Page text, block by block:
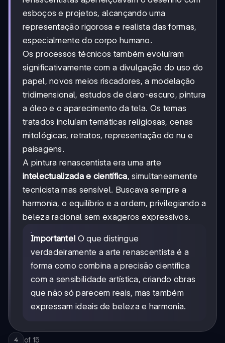
esboços e projetos, alcançando uma
representação rigorosa e realista das formas,
especialmente do corpo humano.
Os processos técnicos também evoluíram
significativamente com a divulgação do uso do
papel, novos meios riscadores, a modelação
tridimensional, estudos de claro-escuro, pintura
a óleo e o aparecimento da tela. Os temas
tratados incluíam temáticas religiosas, cenas
mitológicas, retratos, representação do nu e
paisagens.
A pintura renascentista era uma arte
intelectualizada e científica, simultaneamente
tecnicista mas sensível. Buscava sempre a
harmonia, o equilíbrio e a ordem, privilegiando a
beleza racional sem exageros expressivos.
Importante! O que distingue
verdadeiramente a arte renascentista é a
forma como combina a precisão científica
com a sensibilidade artística, criando obras
que não só parecem reais, mas também
expressam ideais de beleza e harmonia.
4 of 15